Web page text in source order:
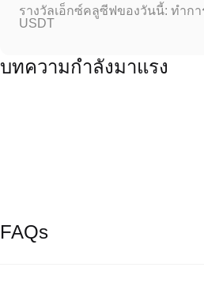
รางวัลเอ็กซ์คลูซีฟของวันนี้: ทำก
USDT
บทความกำลังมาแรง
FAQs